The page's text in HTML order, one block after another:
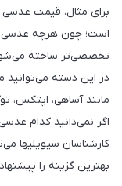
است؛ چون هرچه عدسی
تخصصی‌تر ساخته
در این دسته
مانند آساهی، اپتکس،
اگر نمی‌دانید کدام
کارشناسان سیویلیها
بهترین گزینه را